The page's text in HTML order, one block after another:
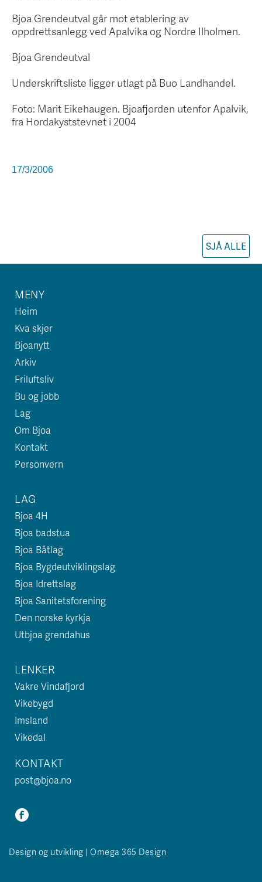
Bjoa Grendeutval går mot etablering av
oppdrettsanlegg ved Apalvika og Nordre Ilholmen.
Bjoa Grendeutval
Underskriftsliste ligger utlagt på Buo Landhandel.
Foto: Marit Eikehaugen. Bjoafjorden utenfor Apalvik,
fra Hordakyststevnet i 2004
17/3/2006
SJÅ ALLE
MENY
Heim
Kva skjer
Bjoanytt
Arkiv
Friluftsliv
Bu og jobb
Lag
Om Bjoa
Kontakt
Personvern
LAG
Bjoa 4H
Bjoa badstua
Bjoa Båtlag
Bjoa Bygdeutviklingslag
Bjoa Idrettslag
Bjoa Sanitetsforening
Den norske kyrkja
Utbjoa grendahus
LENKER
Vakre Vindafjord
Vikebygd
Imsland
Vikedal
KONTAKT
post@bjoa.no
Design og utvikling | Omega 365 Design